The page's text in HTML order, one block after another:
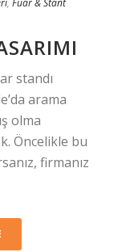
, Fuar & Stant
standı
arama
olma
Öncelikle bu
firmanız